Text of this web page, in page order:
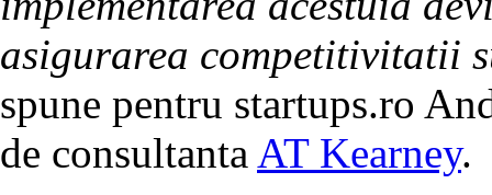
asigurarea competitivitatii
spune pentru startups.ro
de consultanta AT Kearney.